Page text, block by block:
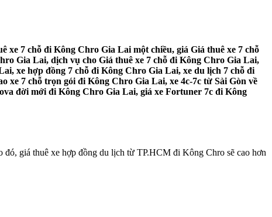
7 chỗ đi Kông Chro Gia Lai một chiều, giá Giá thuê xe 7 chỗ
Gia Lai, dịch vụ cho Giá thuê xe 7 chỗ đi Kông Chro Gia Lai,
xe hợp đồng 7 chỗ đi Kông Chro Gia Lai, xe du lịch 7 chỗ đi
xe 7 chỗ trọn gói đi Kông Chro Gia Lai, xe 4c-7c từ Sài Gòn về
đời mới đi Kông Chro Gia Lai, giá xe Fortuner 7c đi Kông
giá thuê xe hợp đồng du lịch từ TP.HCM đi Kông Chro sẽ cao hơn